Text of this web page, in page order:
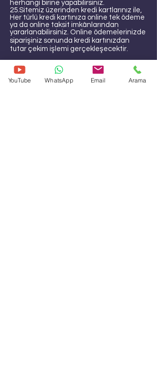
herhangi birine yapabilirsiniz.
25.Sitemiz üzerinden kredi kartlarınız ile,
Her türlü kredi kartınıza online tek ödeme
ya da online taksit imkânlarından
yararlanabilirsiniz. Online ödemelerinizde
siparişiniz sonunda kredi kartınızdan
tutar çekim işlemi gerçekleşecektir.
YouTube WhatsApp Email Arama